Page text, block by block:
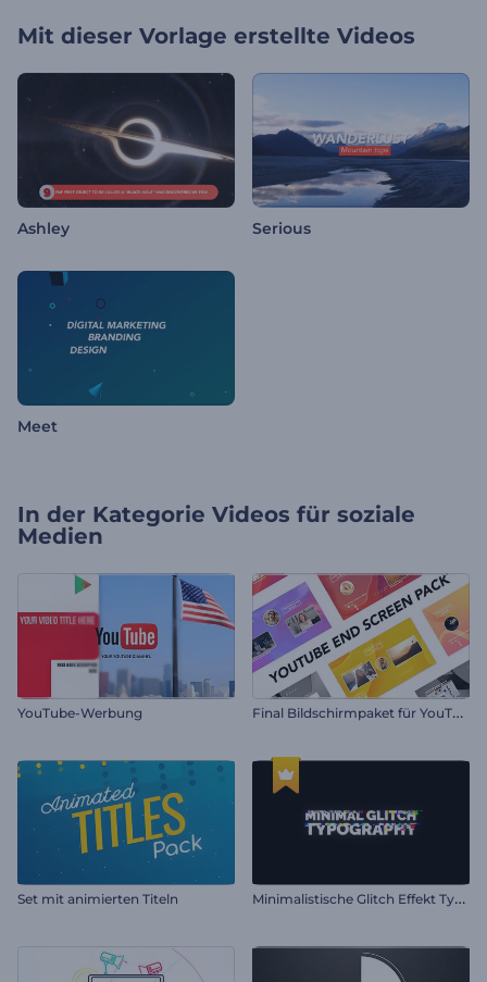
Mit dieser Vorlage erstellte Videos
Ashley Serious
Meet
In der Kategorie Videos für soziale
Medien
YouTube-Werbung F
inal Bildschirmpaket für YouTube
Set mit animierten Titeln M
inimalistische Glitch Effekt Typografie